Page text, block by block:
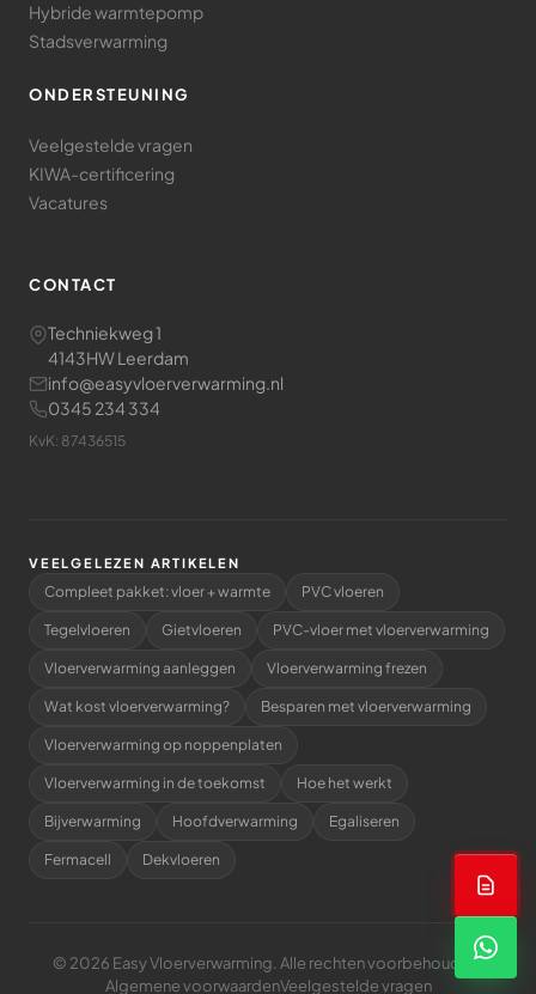
Hybride warmtepomp
Stadsverwarming
ONDERSTEUNING
Veelgestelde vragen
KIWA-certificering
Vacatures
CONTACT
Techniekweg 1
4143HW Leerdam
info@easyvloerverwarming.nl
0345 234 334
KvK: 87436515
VEELGELEZEN ARTIKELEN
Compleet pakket: vloer + warmte PVC vloeren
Tegelvloeren Gietvloeren PVC-vloer met vloerverwarming
Vloerverwarming aanleggen Vloerverwarming frezen
Wat kost vloerverwarming? Besparen met vloerverwarming
Vloerverwarming op noppenplaten
Vloerverwarming in de toekomst Hoe het werkt
Bijverwarming Hoofdverwarming Egaliseren
Fermacell Dekvloeren
© 2026 Easy Vloerverwarming. Alle rechten voorbehouden.
Algemene voorwaardenVeelgestelde vragen